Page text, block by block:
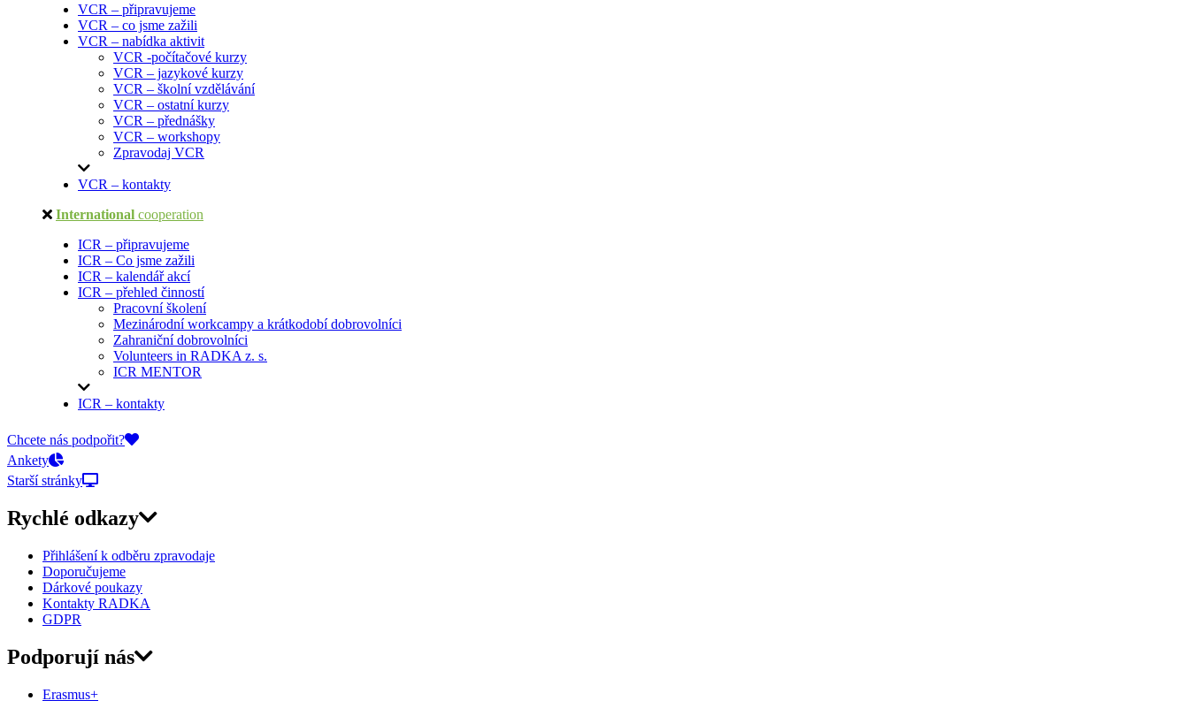
VCR – připravujeme
VCR – co jsme zažili
VCR – nabídka aktivit
VCR -počítačové kurzy
VCR – jazykové kurzy
VCR – školní vzdělávání
VCR – ostatní kurzy
VCR – přednášky
VCR – workshopy
Zpravodaj VCR
VCR – kontakty
International cooperation
ICR – připravujeme
ICR – Co jsme zažili
ICR – kalendář akcí
ICR – přehled činností
Pracovní školení
Mezinárodní workcampy a krátkodobí dobrovolníci
Zahraniční dobrovolníci
Volunteers in RADKA z. s.
ICR MENTOR
ICR – kontakty
On-line přihlášky
Chcete nás podpořit?
Ankety
Starší stránky
Rychlé odkazy
Přihlášení k odběru zpravodaje
Doporučujeme
Dárkové poukazy
Kontakty RADKA
GDPR
Podporují nás
Erasmus+